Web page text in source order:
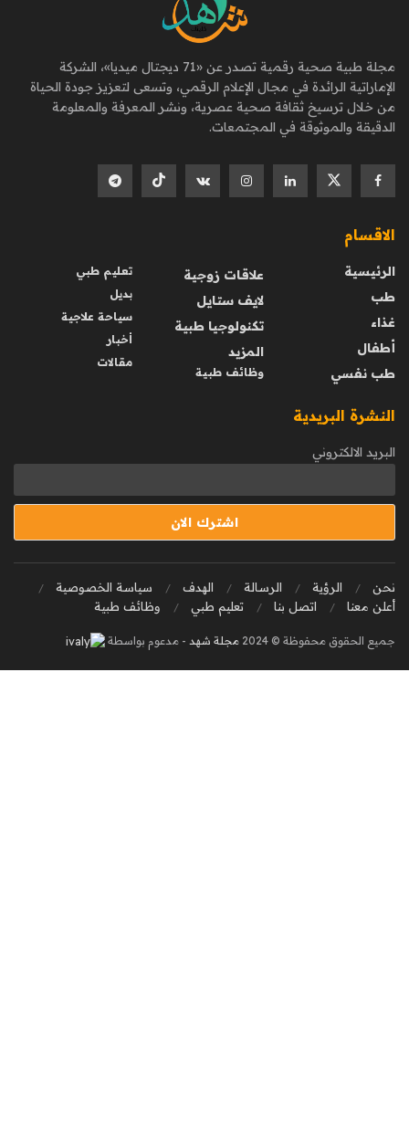
مجلة طبية صحية رقمية تصدر عن «71 ديجتال ميديا»، الشركة
الإماراتية الرائدة في مجال الإعلام الرقمي، وتسعى لتعزيز جودة الحياة
من خلال ترسيخ ثقافة صحية عصرية، ونشر المعرفة والمعلومة
الدقيقة والموثوقة في المجتمعات.
الاقسام
الرئيسية
طب
غذاء
أطفال
طب نفسي
علاقات زوجية
لايف ستايل
تكنولوجيا طبية
المزيد
وظائف طبية
تعليم طبي
بديل
سياحة علاجية
أخبار
مقالات
النشرة البريدية
البريد الالكتروني
نحن الرؤية الرسالة الهدف
سياسة الخصوصية
أعلن معنا
اتصل بنا تعليم طبي وظائف طبية
جميع الحقوق محفوظة © 2024 مجلة شهد - مدعوم بواسطة